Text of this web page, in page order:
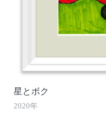
星とボク
2020年